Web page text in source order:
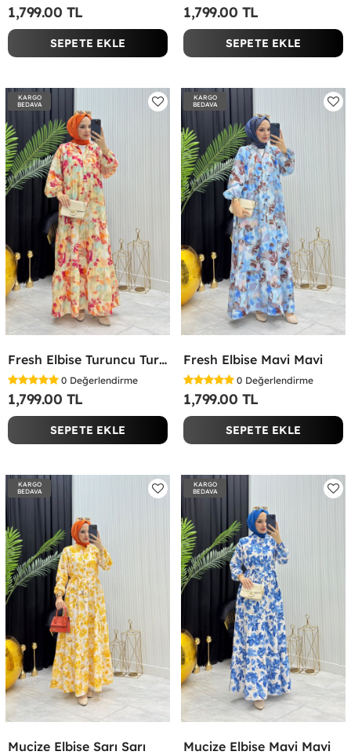
1,799.00 TL
SEPETE EKLE
1,799.00 TL
SEPETE EKLE
KARGO
BEDAVA
Fresh Elbise Turuncu Turuncu
0 Değerlendirme
1,799.00 TL
SEPETE EKLE
KARGO
BEDAVA
Fresh Elbise Mavi Mavi
0 Değerlendirme
1,799.00 TL
SEPETE EKLE
KARGO
BEDAVA
Mucize Elbise Sarı Sarı
KARGO
BEDAVA
Mucize Elbise Mavi Mavi